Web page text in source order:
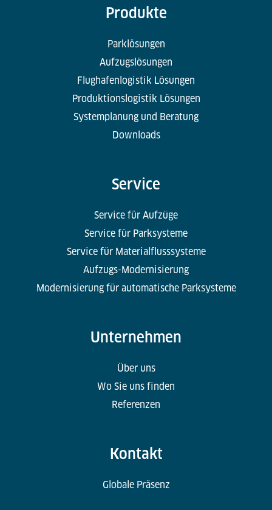
Produkte
Parklösungen
Aufzugslösungen
Flughafenlogistik Lösungen
Produktionslogistik Lösungen
Systemplanung und Beratung
Downloads
Service
Service für Aufzüge
Service für Parksysteme
Service für Materialflusssysteme
Aufzugs-Modernisierung
Modernisierung für automatische Parksysteme
Unternehmen
Über uns
Wo Sie uns finden
Referenzen
Kontakt
Globale Präsenz